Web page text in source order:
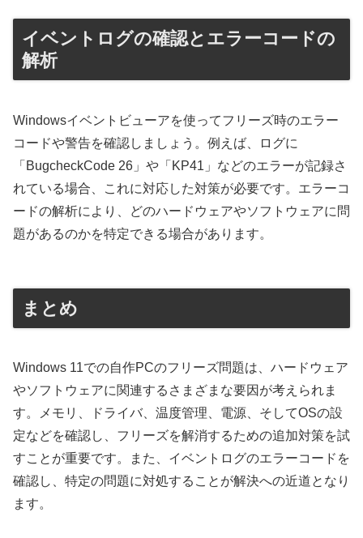
イベントログの確認とエラーコードの
解析
Windowsイベントビューアを使ってフリーズ時のエラー
コードや警告を確認しましょう。例えば、ログに
「BugcheckCode 26」や「KP41」などのエラーが記録さ
れている場合、これに対応した対策が必要です。エラーコ
ードの解析により、どのハードウェアやソフトウェアに問
題があるのかを特定できる場合があります。
まとめ
Windows 11での自作PCのフリーズ問題は、ハードウェア
やソフトウェアに関連するさまざまな要因が考えられま
す。メモリ、ドライバ、温度管理、電源、そしてOSの設
定などを確認し、フリーズを解消するための追加対策を試
すことが重要です。また、イベントログのエラーコードを
確認し、特定の問題に対処することが解決への近道となり
ます。